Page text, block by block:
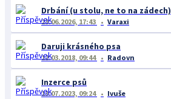
Drbání (u stolu, ne to na zádech)
23.06.2026, 17:43 Varaxi
Daruji krásného psa
12.03.2018, 09:44 Radovn
Inzerce psů
13.07.2023, 09:24 Ivuše